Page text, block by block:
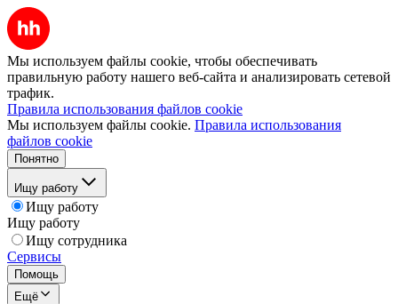
Мы используем файлы cookie, чтобы обеспечивать
правильную работу нашего веб-сайта и анализировать сетевой
трафик.
Правила использования файлов cookie
Мы используем файлы cookie. Правила использования
файлов cookie
Понятно
Ищу работу
Ищу работу
Ищу работу
Ищу сотрудника
Сервисы
Помощь
Ещё